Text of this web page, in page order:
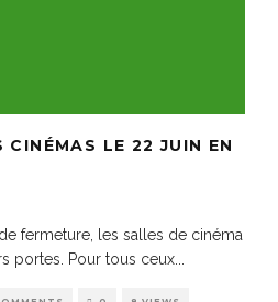
CINÉMAS LE 22 JUIN EN
fermeture, les salles de cinéma
portes. Pour tous ceux